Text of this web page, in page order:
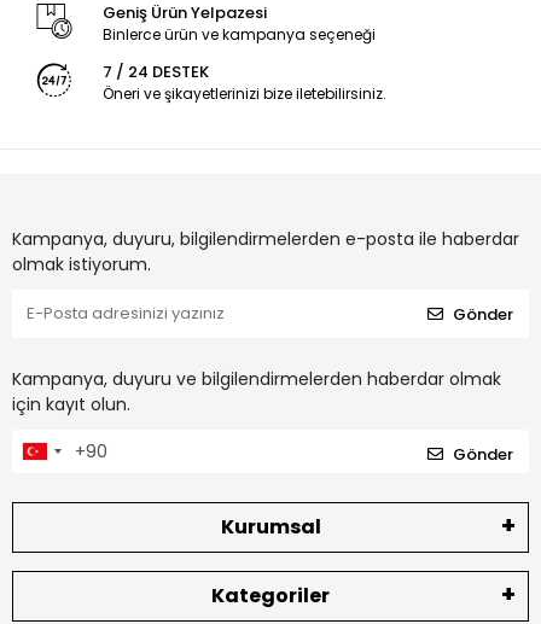
Geniş Ürün Yelpazesi
Binlerce ürün ve kampanya seçeneği
7 / 24 DESTEK
Öneri ve şikayetlerinizi bize iletebilirsiniz.
Kampanya, duyuru, bilgilendirmelerden e-posta ile haberdar
olmak istiyorum.
Gönder
Kampanya, duyuru ve bilgilendirmelerden haberdar olmak
için kayıt olun.
Gönder
Kurumsal
Kategoriler